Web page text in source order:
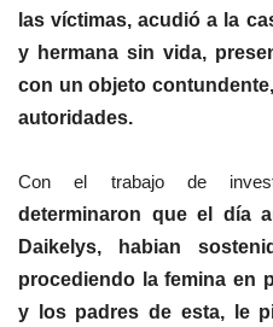
las víctimas, acudió a la
y hermana sin vida,
con un objeto
autoridades.
Con el trabajo de
determinaron que el día
Daikelys, habian
procediendo la femina en
y los padres de esta, le